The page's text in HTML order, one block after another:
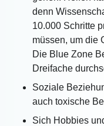
denn
10.000 Schritte
müssen, um die
Die Blue Zone
Dreifache
Soziale
auch toxische
Sich Hobbies